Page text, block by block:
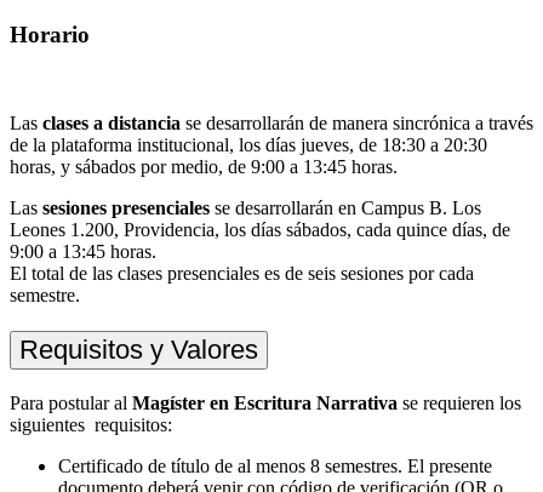
Horario
Las clases a distancia se desarrollarán de manera sincrónica a través
de la plataforma institucional, los días jueves, de 18:30 a 20:30
horas, y sábados por medio, de 9:00 a 13:45 horas.
Las sesiones presenciales se desarrollarán en Campus B. Los
Leones 1.200, Providencia, los días sábados, cada quince días, de
9:00 a 13:45 horas.
El total de las clases presenciales es de seis sesiones por cada
semestre.
Requisitos y Valores
Para postular al Magíster en Escritura Narrativa se requieren los
siguientes requisitos:
Certificado de título de al menos 8 semestres. El presente